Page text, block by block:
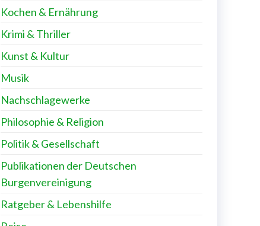
Kochen & Ernährung
Krimi & Thriller
Kunst & Kultur
Musik
Nachschlagewerke
Philosophie & Religion
Politik & Gesellschaft
Publikationen der Deutschen
Burgenvereinigung
Ratgeber & Lebenshilfe